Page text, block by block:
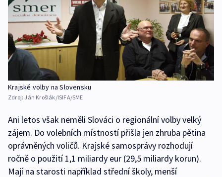
Krajské volby na Slovensku
Zdroj: Ján Krošlák/ISIFA/SME
Ani letos však neměli Slováci o regionální volby velký
zájem. Do volebních místností přišla jen zhruba pětina
oprávněných voličů. Krajské samosprávy rozhodují
ročně o použití 1,1 miliardy eur (29,5 miliardy korun).
Mají na starosti například střední školy, menší